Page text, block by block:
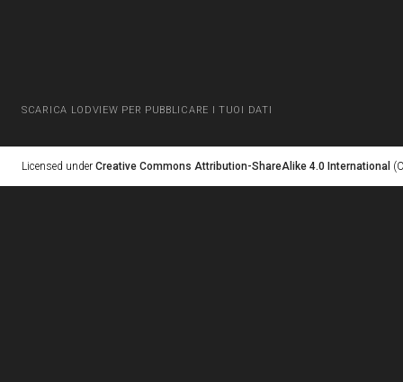
SCARICA LODVIEW PER PUBBLICARE I TUOI DATI
Licensed under Creative Commons Attribution-ShareAlike 4.0 International